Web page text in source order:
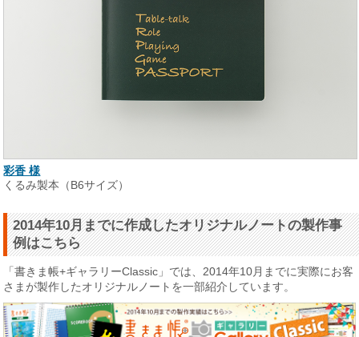
彩香 様
くるみ製本（B6サイズ）
2014年10月までに作成したオリジナルノートの製作事
例はこちら
「書きま帳+ギャラリーClassic」では、2014年10月までに実際にお客
さまが製作したオリジナルノートを一部紹介しています。